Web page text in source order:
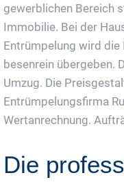
gewerblichen Bereich
Immobilie. Bei der
Entrümpelung wird
besenrein übergeben.
Umzug. Die
Entrümpelungsfirma
Wertanrechnung.
Die